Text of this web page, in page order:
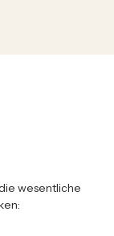
wesentliche